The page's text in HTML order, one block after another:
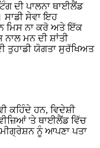
ਦੀ ਪਾਲਨਾ ਥਾਈਲੈਂਡ
ਸਾਡੀ ਸੇਵਾ ਇਹ
ਮਿਸ ਨਾ ਕਰੋ ਅਤੇ ਇੱਕ
ਮਨ ਦੀ ਸ਼ਾਂਤੀ
ਤੁਹਾਡੀ ਯੋਗਤਾ ਸੁਰੱਖਿਅਤ
ਕਹਿੰਦੇ ਹਨ, ਵਿਦੇਸ਼ੀ
'ਤੇ ਥਾਈਲੈਂਡ ਵਿੱਚ
ਨੂੰ ਆਪਣਾ ਪਤਾ